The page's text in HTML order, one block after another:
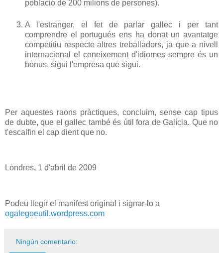
població de 200 milions de persones).
A l'estranger, el fet de parlar gallec i per tant
comprendre el portugués ens ha donat un avantatge
competitiu respecte altres treballadors, ja que a nivell
internacional el coneixement d'idiomes sempre és un
bonus, sigui l'empresa que sigui.
Per aquestes raons pràctiques, concluim, sense cap tipus
de dubte, que el gallec també és útil fora de Galícia. Que no
t'escalfin el cap dient que no.
Londres, 1 d'abril de 2009
Podeu llegir el manifest original i signar-lo a
ogalegoeutil.wordpress.com
Ningún comentario: